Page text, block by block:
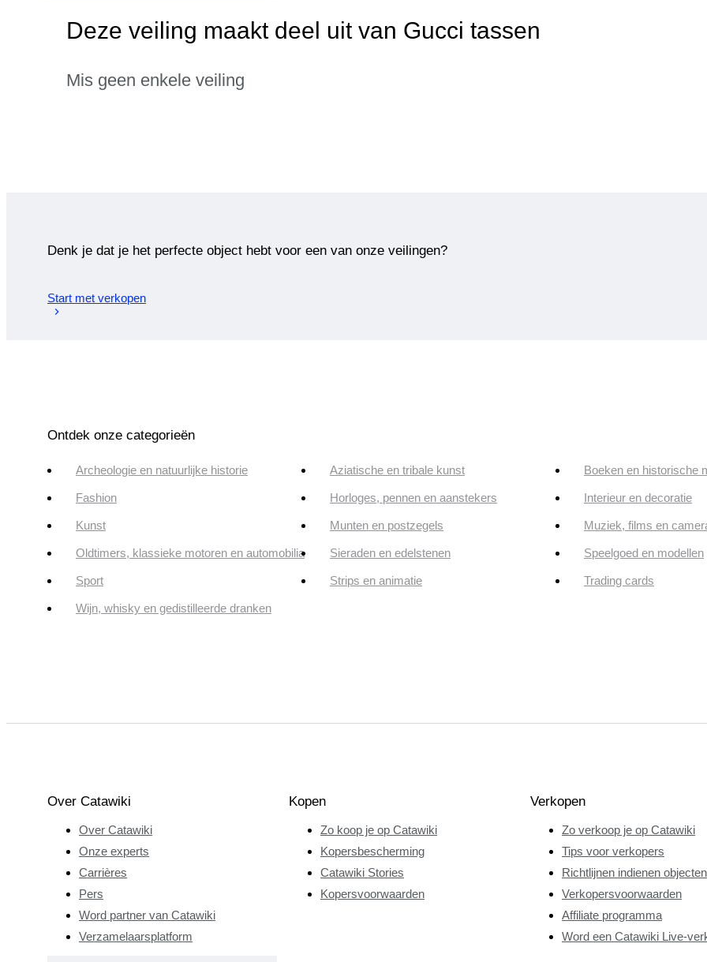
Deze veiling maakt deel uit van Gucci tassen
Mis geen enkele veiling
Denk je dat je het perfecte object hebt voor een van onze veilingen?
Start met verkopen
Ontdek onze categorieën
Archeologie en natuurlijke historie Aziatische en tribale kunst Boeken en historische
Fashion Horloges, pennen en aanstekers Interieur en decoratie
Kunst Munten en postzegels Muziek, films en
Oldtimers, klassieke motoren en automobilia Sieraden en edelstenen Speelgoed en modellen
Sport Strips en animatie Trading cards
Wijn, whisky en gedistilleerde dranken
Over Catawiki
Over Catawiki
Onze experts
Carrières
Pers
Word partner van Catawiki
Verzamelaarsplatform
Kopen
Zo koop je op Catawiki
Kopersbescherming
Catawiki Stories
Kopersvoorwaarden
Verkopen
Zo verkoop je op Catawiki
Tips voor verkopers
Richtlijnen indienen objecten
Verkopersvoorwaarden
Affiliate programma
Word een Catawiki Live-